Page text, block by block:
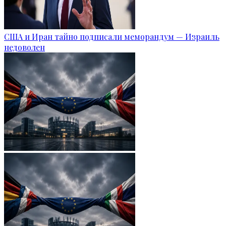
США и Иран тайно подписали меморандум — Израиль
недоволен